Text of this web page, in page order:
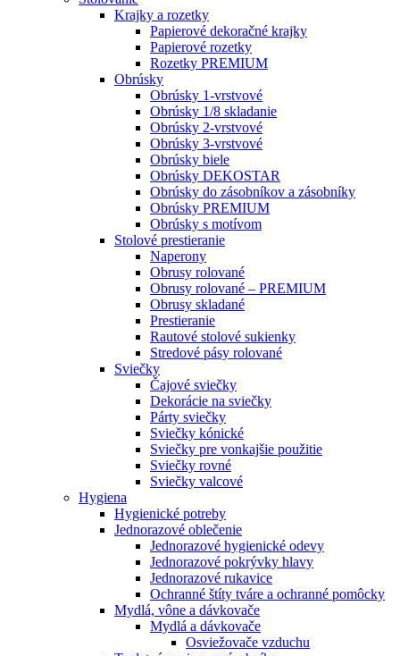
Krajky a rozetky
Papierové dekoračné krajky
Papierové rozetky
Rozetky PREMIUM
Obrúsky
Obrúsky 1-vrstvové
Obrúsky 1/8 skladanie
Obrúsky 2-vrstvové
Obrúsky 3-vrstvové
Obrúsky biele
Obrúsky DEKOSTAR
Obrúsky do zásobníkov a zásobníky
Obrúsky PREMIUM
Obrúsky s motívom
Stolové prestieranie
Naperony
Obrusy rolované
Obrusy rolované – PREMIUM
Obrusy skladané
Prestieranie
Rautové stolové sukienky
Stredové pásy rolované
Sviečky
Čajové sviečky
Dekorácie na sviečky
Párty sviečky
Sviečky kónické
Sviečky pre vonkajšie použitie
Sviečky rovné
Sviečky valcové
Hygiena
Hygienické potreby
Jednorazové oblečenie
Jednorazové hygienické odevy
Jednorazové pokrývky hlavy
Jednorazové rukavice
Ochranné štíty tváre a ochranné pomôcky
Mydlá, vône a dávkovače
Mydlá a dávkovače
Osviežovače vzduchu